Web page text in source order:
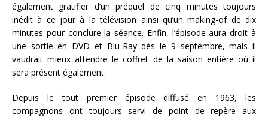
également gratifier d’un préquel de cinq minutes toujours
inédit à ce jour à la télévision ainsi qu’un making-of de dix
minutes pour conclure la séance. Enfin, l’épisode aura droit à
une sortie en DVD et Blu-Ray dès le 9 septembre, mais il
vaudrait mieux attendre le coffret de la saison entière où il
sera présent également.
Depuis le tout premier épisode diffusé en 1963, les
compagnons ont toujours servi de point de repère aux